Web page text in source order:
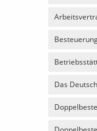
Das